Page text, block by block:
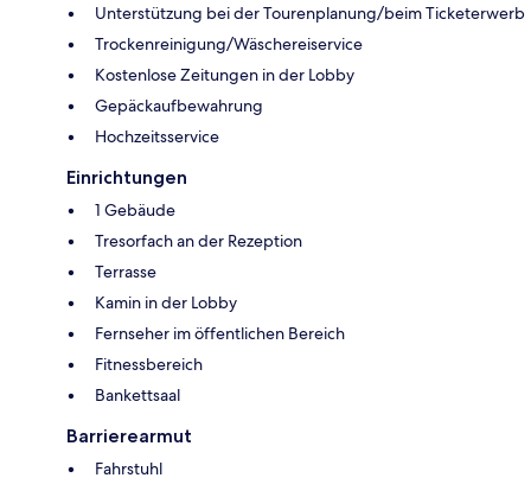
Unterstützung bei der Tourenplanung/beim Ticketerwerb
Trockenreinigung/Wäschereiservice
Kostenlose Zeitungen in der Lobby
Gepäckaufbewahrung
Hochzeitsservice
Einrichtungen
1 Gebäude
Tresorfach an der Rezeption
Terrasse
Kamin in der Lobby
Fernseher im öffentlichen Bereich
Fitnessbereich
Bankettsaal
Barrierearmut
Fahrstuhl